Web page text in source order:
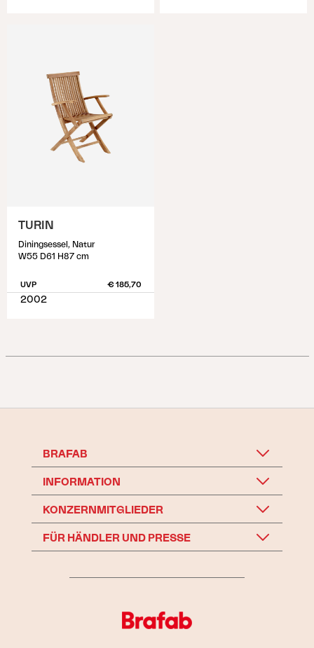
TURIN
Diningsessel, Natur
W55 D61 H87 cm
UVP € 185,70
2002
BRAFAB
INFORMATION
KONZERNMITGLIEDER
FÜR HÄNDLER UND PRESSE